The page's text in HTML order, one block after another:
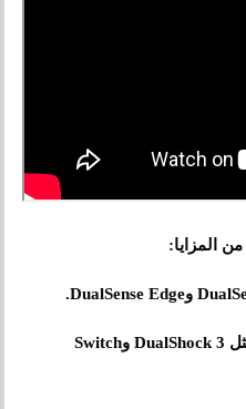
-متوافق مع وحدات تحكم أخرى مثل DualShock 3 وSwitch